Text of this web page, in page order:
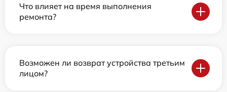
Что влияет на время выполнения
ремонта?
Возможен ли возврат устройства третьим
лицом?